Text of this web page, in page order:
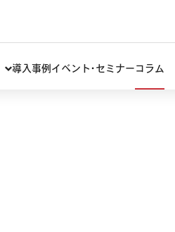
導入事例 イベント・セミナーコラム